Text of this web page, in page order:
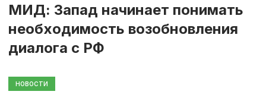
МИД: Запад начинает понимать
необходимость возобновления
диалога с РФ
НОВОСТИ